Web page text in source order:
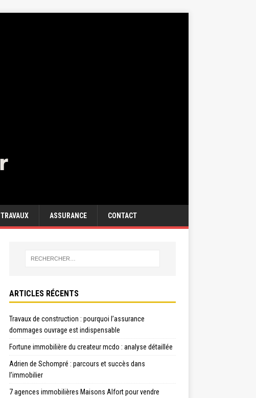
TRAVAUX ASSURANCE CONTACT
ARTICLES RÉCENTS
Travaux de construction : pourquoi l’assurance
dommages ouvrage est indispensable
Fortune immobilière du createur mcdo : analyse détaillée
Adrien de Schompré : parcours et succès dans
l’immobilier
7 agences immobilières Maisons Alfort pour vendre